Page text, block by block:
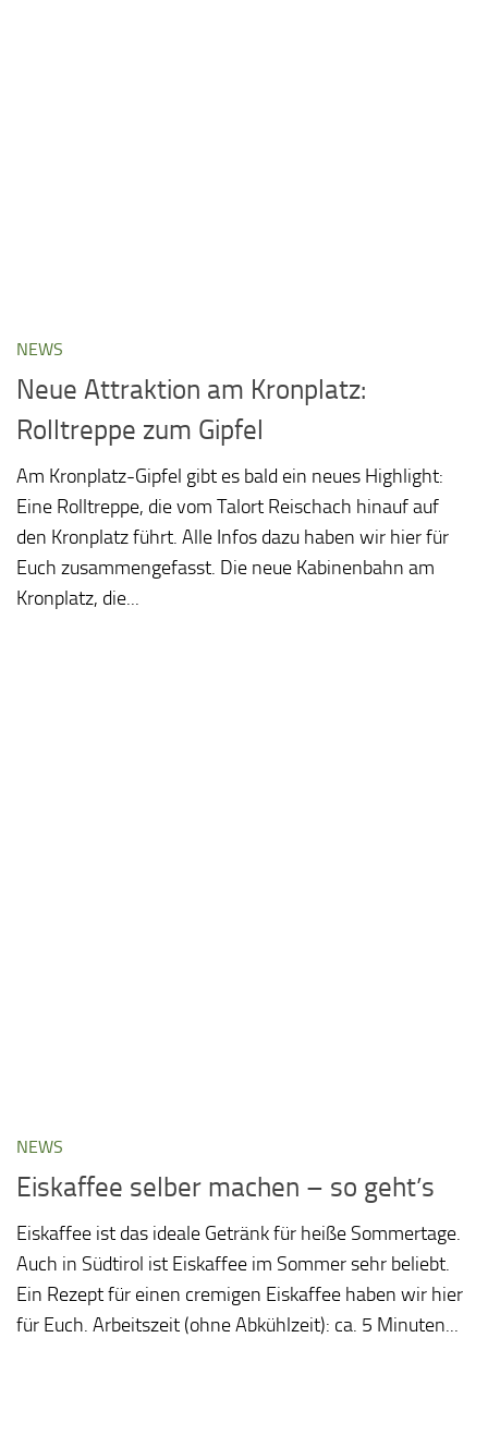
NEWS
Neue Attraktion am Kronplatz:
Rolltreppe zum Gipfel
Am Kronplatz-Gipfel gibt es bald ein neues Highlight:
Eine Rolltreppe, die vom Talort Reischach hinauf auf
den Kronplatz führt. Alle Infos dazu haben wir hier für
Euch zusammengefasst. Die neue Kabinenbahn am
Kronplatz, die...
NEWS
Eiskaffee selber machen – so geht’s
Eiskaffee ist das ideale Getränk für heiße Sommertage.
Auch in Südtirol ist Eiskaffee im Sommer sehr beliebt.
Ein Rezept für einen cremigen Eiskaffee haben wir hier
für Euch. Arbeitszeit (ohne Abkühlzeit): ca. 5 Minuten...